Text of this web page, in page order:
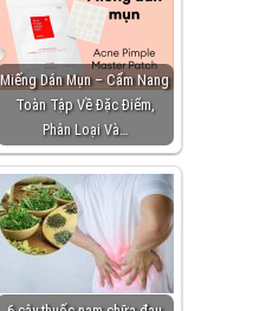
Miếng Dán Mụn – Cẩm Nang
Toàn Tập Về Đặc Điểm,
Phân Loại Và…